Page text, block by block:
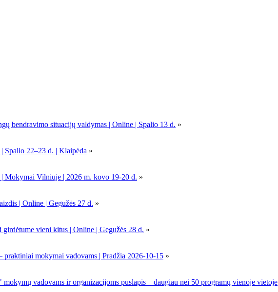
bendravimo situacijų valdymas | Online | Spalio 13 d. »
Spalio 22–23 d. | Klaipėda »
Mokymai Vilniuje | 2026 m. kovo 19-20 d. »
| Online | Gegužės 27 d. »
vieni kitus | Online | Gegužės 28 d. »
praktiniai mokymai vadovams | Pradžia 2026-10-15 »
vadovams ir organizacijoms puslapis – daugiau nei 50 programų vienoje vietoje